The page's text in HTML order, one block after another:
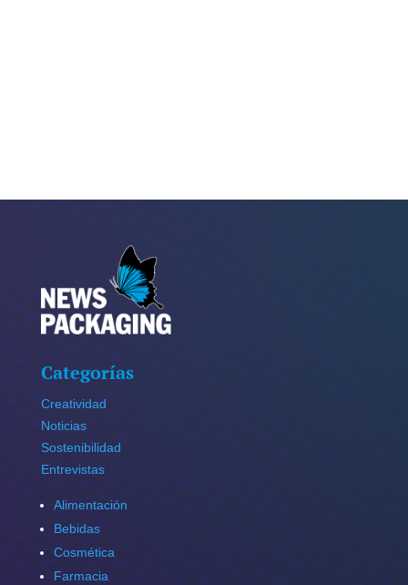
Categorías
Creatividad
Noticias
Sostenibilidad
Entrevistas
Alimentación
Bebidas
Cosmética
Farmacia